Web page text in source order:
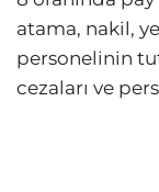
atama, nakil,
personelinin
cezaları ve